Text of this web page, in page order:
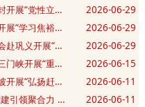
【20260627期】**公司党总支赴开封开展“党性立身践政绩 清正廉洁葆底色”主题党日活动
2026-06-29
【20260626期】**有限公司赴兰考开展“学习焦裕禄精神 锤炼坚强党性”主题教育活动
2026-06-29
【20260623期】河南省**支部委员会赴巩义开展“党建共建凝合力 清风廉洁筑防线”主题党日活动
2026-06-29
【20260609期】河南省**党支部赴三门峡开展“重走长征红色足迹 赓续初心薪火相传”主题党日活动
2026-06-15
【20260605期】新乡**公司赴西柏坡开展“弘扬赶考精神 砥砺实干作风”红色教育培训班
2026-06-11
【20260605期】**赴红旗渠开展“党建引领聚合力 共促发展暖民生 ”主题党日活动
2026-06-11